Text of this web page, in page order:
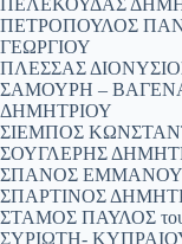
ΠΕΛΕΚΟΥΔΑΣ
ΠΕΤΡΟΠΟΥΛΟΣ
ΓΕΩΡΓΙΟΥ
ΠΛΕΣΣΑΣ
ΣΑΜΟΥΡΗ – ΒΑΓΕΝΑ
ΔΗΜΗΤΡΙΟΥ
ΣΙΕΜΠΟΣ
ΣΟΥΓΛΕΡΗΣ
ΣΠΑΝΟΣ
ΣΠΑΡΤΙΝΟΣ
ΣΤΑΜΟΣ ΠΑΥΛΟΣ
ΣΥΡΙΩΤΗ-